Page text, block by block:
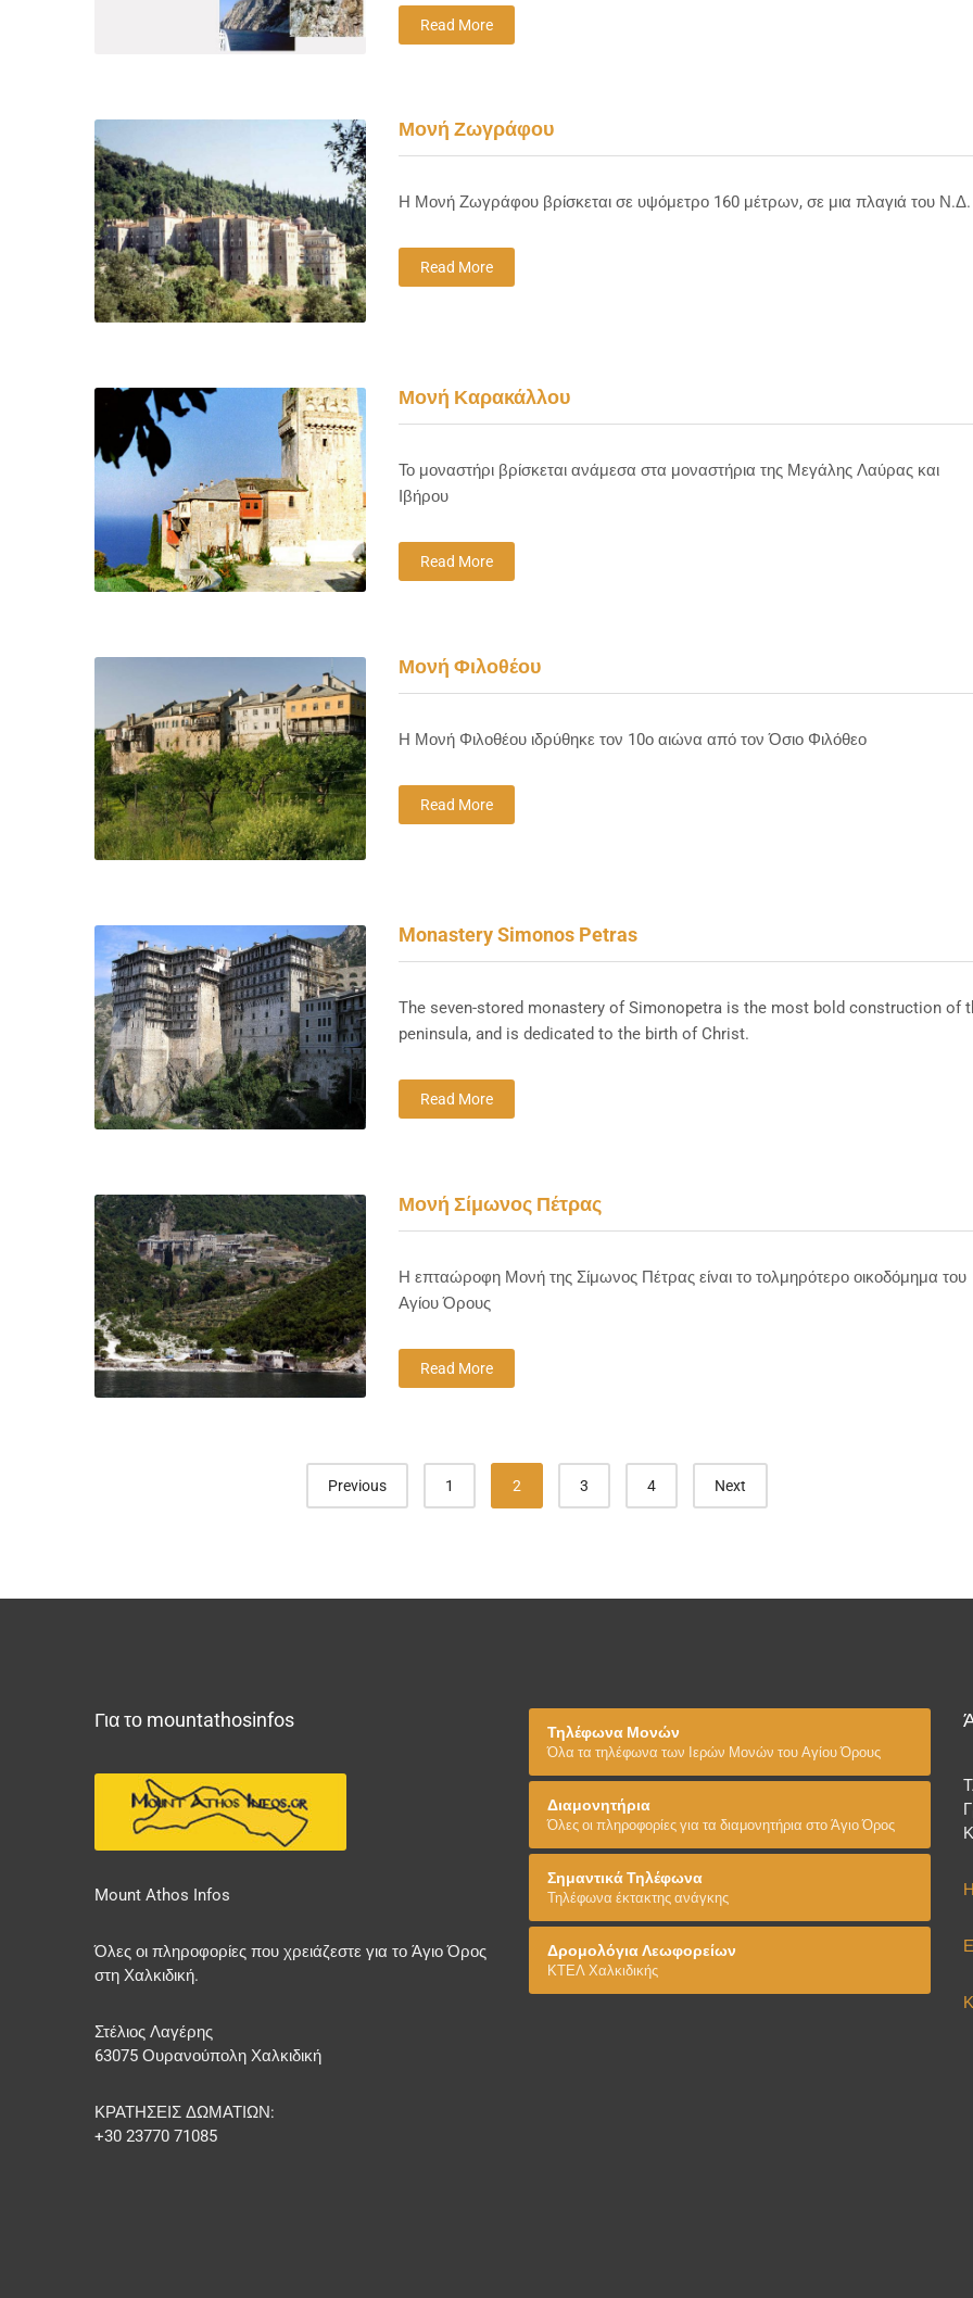
Read More
Μονή Ζωγράφου
Η Μονή Ζωγράφου βρίσκεται σε υψόμετρο 160 μέτρων, σε μια πλαγιά του Ν.Δ.
Read More
Μονή Καρακάλλου
Το μοναστήρι βρίσκεται ανάμεσα στα μοναστήρια της Μεγάλης Λαύρας και
Ιβήρου
Read More
Μονή Φιλοθέου
Η Μονή Φιλοθέου ιδρύθηκε τον 10ο αιώνα από τον Όσιο Φιλόθεο
Read More
Monastery Simonos Petras
The seven-stored monastery of Simonopetra is the most bold construction of
peninsula, and is dedicated to the birth of Christ.
Read More
Μονή Σίμωνος Πέτρας
Η επταώροφη Μονή της Σίμωνος Πέτρας είναι το τολμηρότερο οικοδόμημα του
Αγίου Όρους
Read More
Previous 1 2 3 4 Next
Για το mountathosinfos
Mount Athos Infos
Όλες οι πληροφορίες που χρειάζεστε για το Άγιο Όρος
στη Χαλκιδική.
Στέλιος Λαγέρης
63075 Ουρανούπολη Χαλκιδική
ΚΡΑΤΗΣΕΙΣ ΔΩΜΑΤΙΩΝ:
+30 23770 71085
Τηλέφωνα Μονών
Όλα τα τηλέφωνα των Ιερών Μονών του Αγίου Όρους
Διαμονητήρια
Όλες οι πληροφορίες για τα διαμονητήρια στο Άγιο Όρος
Σημαντικά Τηλέφωνα
Τηλέφωνα έκτακτης ανάγκης
Δρομολόγια Λεωφορείων
ΚΤΕΛ Χαλκιδικής